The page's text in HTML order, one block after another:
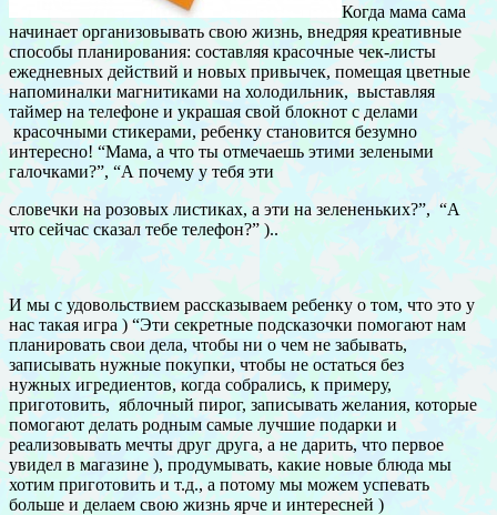
Когда мама сама
начинает организовывать свою жизнь, внедряя креативные
способы планирования: составляя красочные чек-листы
ежедневных действий и новых привычек, помещая цветные
напоминалки магнитиками на холодильник, выставляя
таймер на телефоне и украшая свой блокнот с делами
красочными стикерами, ребенку становится безумно
интересно! “Мама, а что ты отмечаешь этими зелеными
галочками?”, “А почему у тебя эти
словечки на розовых листиках, а эти на зелененьких?”, “А
что сейчас сказал тебе телефон?” )..
И мы с удовольствием рассказываем ребенку о том, что это у
нас такая игра ) “Эти секретные подсказочки помогают нам
планировать свои дела, чтобы ни о чем не забывать,
записывать нужные покупки, чтобы не остаться без
нужных игредиентов, когда собрались, к примеру,
приготовить, яблочный пирог, записывать желания, которые
помогают делать родным самые лучшие подарки и
реализовывать мечты друг друга, а не дарить, что первое
увидел в магазине ), продумывать, какие новые блюда мы
хотим приготовить и т.д., а потому мы можем успевать
больше и делаем свою жизнь ярче и интересней )